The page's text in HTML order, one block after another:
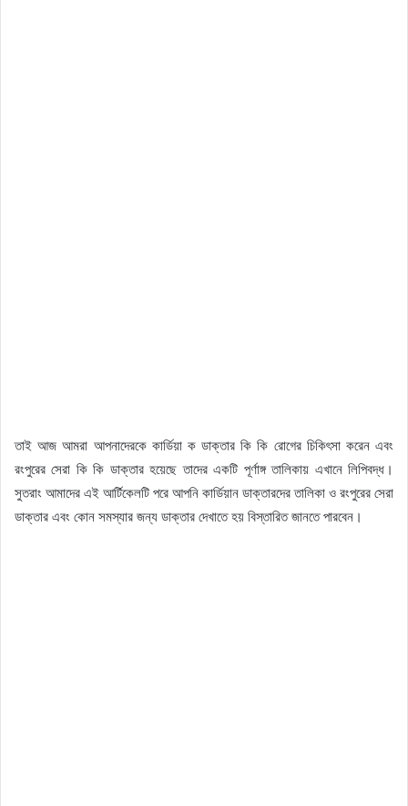
তাই আজ আমরা আপনাদেরকে কার্ডিয়া ক ডাক্তার কি কি রোগের চিকিৎসা করেন এবং
রংপুরের সেরা কি কি ডাক্তার হয়েছে তাদের একটি পূর্ণাঙ্গ তালিকায় এখানে লিপিবদ্ধ।
সুতরাং আমাদের এই আর্টিকেলটি পরে আপনি কার্ডিয়ান ডাক্তারদের তালিকা ও রংপুরের সেরা
ডাক্তার এবং কোন সমস্যার জন্য ডাক্তার দেখাতে হয় বিস্তারিত জানতে পারবেন।